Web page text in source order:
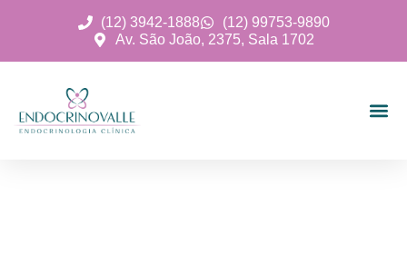
(12) 3942-1888
(12) 99753-9890
Av. São João, 2375, Sala 1702